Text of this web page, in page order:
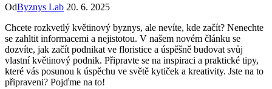
OdByznys Lab 20. 6. 2025
Chcete rozkvetlý květinový byznys, ale nevíte, kde začít? Nenechte
se zahltit informacemi a nejistotou. V našem novém článku se
dozvíte, jak začít podnikat ve floristice a úspěšně budovat svůj
vlastní květinový podnik. Připravte se na inspiraci a praktické tipy,
které vás posunou k úspěchu ve světě kytiček a kreativity. Jste na to
připraveni? Pojďme na to!